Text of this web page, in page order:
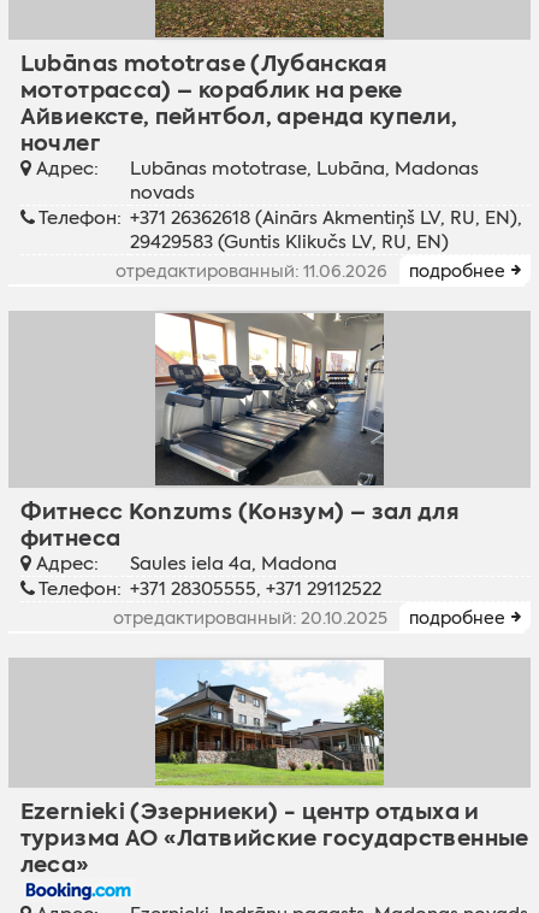
Lubānas mototrase (Лубанская
мототрасса) – кораблик на реке
Айвиексте, пейнтбол, аренда купели,
ночлег
Адрес:
Lubānas mototrase, Lubāna, Madonas
novads
Телефон: +371 26362618 (Ainārs Akmentiņš LV, RU, EN),
29429583 (Guntis Klikučs LV, RU, EN)
отредактированный: 11.06.2026 подробнее
Фитнесс Konzums (Конзум) – зал для
фитнеса
Адрес:
Saules iela 4a, Madona
Телефон: +371 28305555, +371 29112522
отредактированный: 20.10.2025 подробнее
Ezernieki (Эзерниеки) - центр отдыха и
туризма АО «Латвийские государственные
леса»